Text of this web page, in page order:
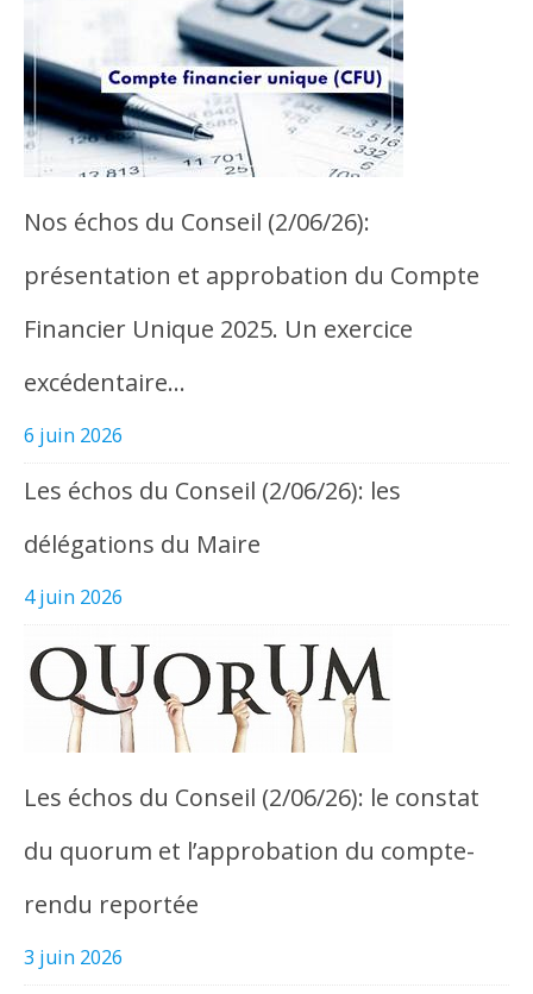
Nos échos du Conseil (2/06/26):
présentation et approbation du Compte
Financier Unique 2025. Un exercice
excédentaire…
6 juin 2026
Les échos du Conseil (2/06/26): les
délégations du Maire
4 juin 2026
Les échos du Conseil (2/06/26): le constat
du quorum et l’approbation du compte-
rendu reportée
3 juin 2026